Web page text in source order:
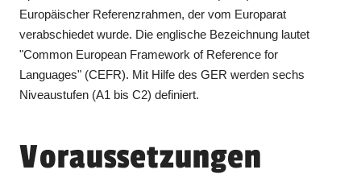
Europäischer Referenzrahmen, der vom Europarat
verabschiedet wurde. Die englische Bezeichnung lautet
"Common European Framework of Reference for
Languages" (CEFR). Mit Hilfe des GER werden sechs
Niveaustufen (A1 bis C2) definiert.
Voraussetzungen